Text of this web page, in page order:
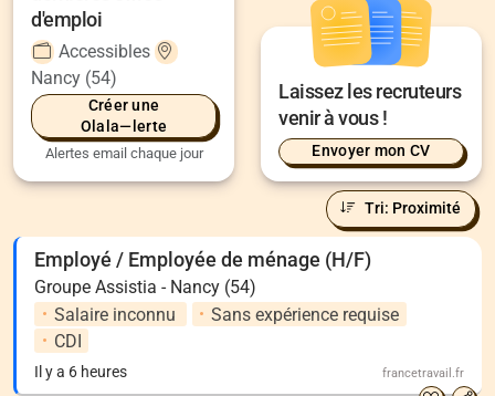
d'emploi
Accessibles
Nancy (54)
Créer une
Olala—lerte
Alertes email chaque jour
Laissez les recruteurs
venir à vous !
Envoyer mon CV
Tri: Proximité
Employé / Employée de ménage (H/F)
Groupe Assistia - Nancy (54)
Salaire inconnu
Sans expérience requise
CDI
Il y a 6 heures francetravail.fr